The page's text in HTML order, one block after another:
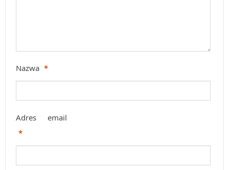
Nazwa *
Adres email
*